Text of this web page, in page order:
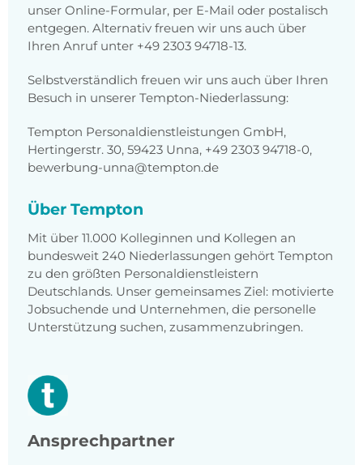
unser Online-Formular, per E-Mail oder postalisch
entgegen. Alternativ freuen wir uns auch über
Ihren Anruf unter +49 2303 94718-13.
Selbstverständlich freuen wir uns auch über Ihren
Besuch in unserer Tempton-Niederlassung:
Tempton Personaldienstleistungen GmbH,
Hertingerstr. 30, 59423 Unna, +49 2303 94718-0,
bewerbung-unna@tempton.de
Über Tempton
Mit über 11.000 Kolleginnen und Kollegen an
bundesweit 240 Niederlassungen gehört Tempton
zu den größten Personaldienstleistern
Deutschlands. Unser gemeinsames Ziel: motivierte
Jobsuchende und Unternehmen, die personelle
Unterstützung suchen, zusammenzubringen.
Ansprechpartner